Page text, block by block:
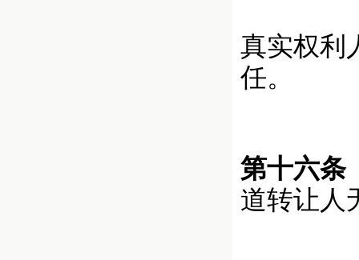
真实权利
任。
第十六条
道转让人